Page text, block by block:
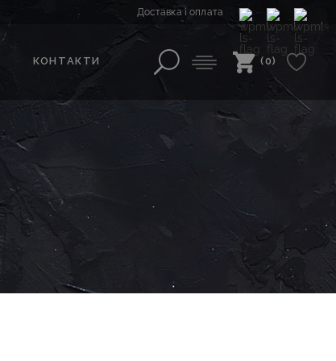
Доставка і оплата
КОНТАКТИ (0)